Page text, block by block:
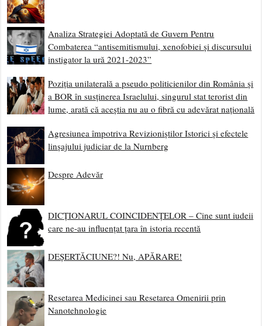
Analiza Strategiei Adoptată de Guvern Pentru
Combaterea “antisemitismului, xenofobiei și discursului
instigator la ură 2021-2023”
Poziția unilaterală a pseudo politicienilor din România și
a BOR în susținerea Israelului, singurul stat terorist din
lume, arată că aceștia nu au o fibră cu adevărat națională
Agresiunea împotriva Revizioniștilor Istorici și efectele
linșajului judiciar de la Nurnberg
Despre Adevăr
DICȚIONARUL COINCIDENȚELOR – Cine sunt iudeii
care ne-au influențat țara în istoria recentă
DEȘERTĂCIUNE?! Nu, APĂRARE!
Resetarea Medicinei sau Resetarea Omenirii prin
Nanotehnologie